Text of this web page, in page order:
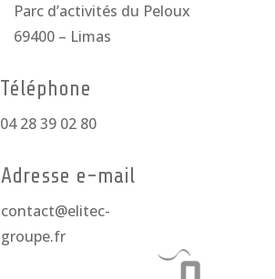
Parc d’activités du Peloux
69400 – Limas
Téléphone
04 28 39 02 80
Adresse e-mail
contact@elitec-
groupe.fr